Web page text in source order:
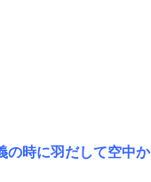
の時に羽だして空中か